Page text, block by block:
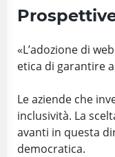
«L’adozione di
etica di garantire
Le aziende che
inclusività. La
avanti in questa
democratica.